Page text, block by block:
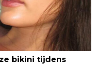
bikini tijdens